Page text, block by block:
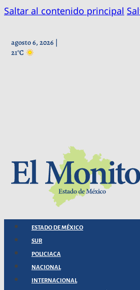
Saltar al contenido principal
agosto 6, 2026 |
21°C
ESTADO DE MÉXICO
SUR
POLICIACA
NACIONAL
INTERNACIONAL